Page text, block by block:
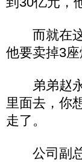
而就在这
他要卖掉3座
弟弟赵永
里面去，你
走了。
公司副总